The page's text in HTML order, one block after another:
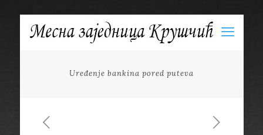
Uređenje bankina pored puteva